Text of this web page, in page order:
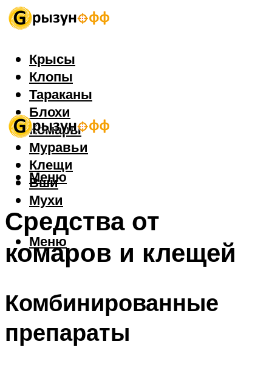
Крысы
Клопы
Тараканы
Блохи
Комары
Муравьи
Клещи
Вши
Мухи
Меню
Меню
Средства от
комаров и клещей
Комбинированные
препараты